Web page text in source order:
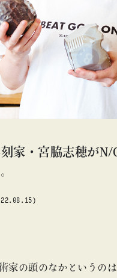
#アート
#アートが生
#アイドル
#アトリエ
#ギャラリー
#グッズ
#ビームス カルチャー
#フェ
#言葉
#連載 #音楽
家・宮脇志穂がN/
家の頭のなかというの